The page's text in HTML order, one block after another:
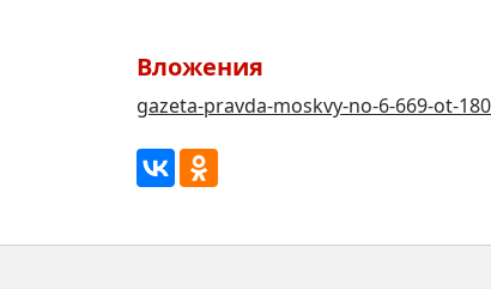
Вложения
gazeta-pravda-moskvy-no-6-669-ot-